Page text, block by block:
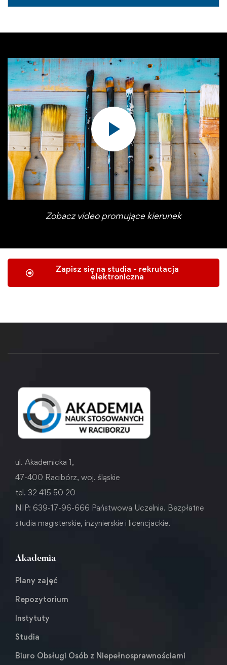
Zobacz video promujące kierunek
Zapisz się na studia - rekrutacja
elektroniczna
ul. Akademicka 1,
47-400 Racibórz, woj. śląskie
tel. 32 415 50 20
NIP: 639-17-96-666 Państwowa Uczelnia. Bezpłatne
studia magisterskie, inżynierskie i licencjackie.
Akademia
Plany zajęć
Repozytorium
Instytuty
Studia
Biuro Obsługi Osób z Niepełnosprawnościami